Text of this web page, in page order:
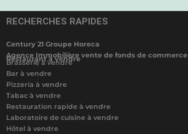
RECHERCHES RAPIDES
Century 21 Groupe Horeca
Agence Immobilière vente de fonds de commerce
Restaurant à vendre
Brasserie à vendre
Bar à vendre
Pizzeria à vendre
Tabac à vendre
Restauration rapide à vendre
Laboratoire de cuisine à vendre
Hôtel à vendre